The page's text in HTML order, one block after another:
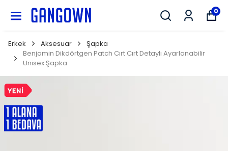
0
Erkek Aksesuar
Şapka
Benjamin Dikdörtgen Patch Cırt Cırt Detaylı Ayarlanabilir
Unisex Şapka